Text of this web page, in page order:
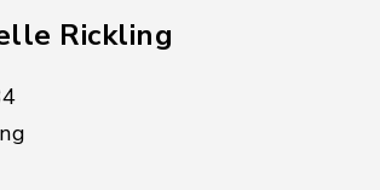
Rickling